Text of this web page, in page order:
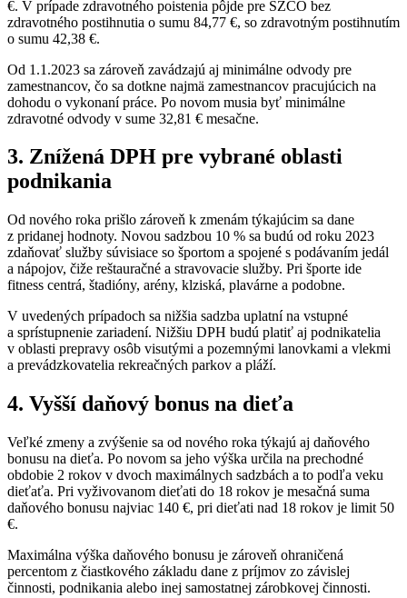
€. V prípade zdravotného poistenia pôjde pre SZČO bez
zdravotného postihnutia o sumu 84,77 €, so zdravotným postihnutím
o sumu 42,38 €.
Od 1.1.2023 sa zároveň zavádzajú aj minimálne odvody pre
zamestnancov, čo sa dotkne najmä zamestnancov pracujúcich na
dohodu o vykonaní práce. Po novom musia byť minimálne
zdravotné odvody v sume 32,81 € mesačne.
3. Znížená DPH pre vybrané oblasti
podnikania
Od nového roka prišlo zároveň k zmenám týkajúcim sa dane
z pridanej hodnoty. Novou sadzbou 10 % sa budú od roku 2023
zdaňovať služby súvisiace so športom a spojené s podávaním jedál
a nápojov, čiže reštauračné a stravovacie služby. Pri športe ide
fitness centrá, štadióny, arény, klziská, plavárne a podobne.
V uvedených prípadoch sa nižšia sadzba uplatní na vstupné
a sprístupnenie zariadení. Nižšiu DPH budú platiť aj podnikatelia
v oblasti prepravy osôb visutými a pozemnými lanovkami a vlekmi
a prevádzkovatelia rekreačných parkov a pláží.
4. Vyšší daňový bonus na dieťa
Veľké zmeny a zvýšenie sa od nového roka týkajú aj daňového
bonusu na dieťa. Po novom sa jeho výška určila na prechodné
obdobie 2 rokov v dvoch maximálnych sadzbách a to podľa veku
dieťaťa. Pri vyživovanom dieťati do 18 rokov je mesačná suma
daňového bonusu najviac 140 €, pri dieťati nad 18 rokov je limit 50
€.
Maximálna výška daňového bonusu je zároveň ohraničená
percentom z čiastkového základu dane z príjmov zo závislej
činnosti, podnikania alebo inej samostatnej zárobkovej činnosti.